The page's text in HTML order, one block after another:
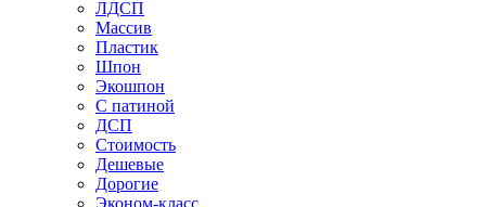
ЛДСП
Массив
Пластик
Шпон
Экошпон
С патиной
ДСП
Стоимость
Дешевые
Дорогие
Эконом-класс